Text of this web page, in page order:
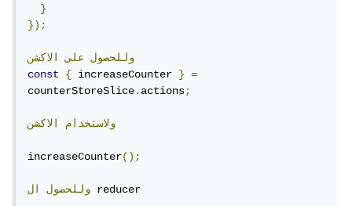
}
});
وللحصول على
الاكشن
const
{ increaseCounter }
=
counterStoreSlice.actions;
ولاستخدام الاكشن
increaseCounter();
وللحصول ال reducer